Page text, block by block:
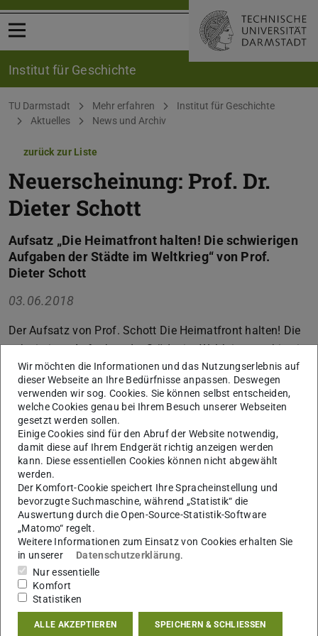
Menü öffnen
Institut für Geschichte
Sie befinden sich hier:
TU Darmstadt Mehr erfahren
Institut für Geschichte
Aktuelles
News und Archiv
zurück zur Liste
Neuerscheinung: Prof. Dr.
Dieter Schott
Aufsatz „Die Heimatfront halten! Die schwierigen
Aufgaben der Städte im Weltkrieg“ von Prof.
Dieter Schott
03.06.2018
Der Aufsatz von Prof. Schott Die Heimatfront halten! Die
schwierigen Aufgaben der Städte im Weltkrieg erschien in
der ReiheModerne Stadtgeschichte 1/2018auf den Seiten
84 – 107 und geht zurück auf seinen Beitrag zur
Ringvorlesung im Sommersemester 2017Das Jahr 1917.
Auftakt zum kurzen 20. Jahrhundert?
berichtete hierzu, mehr
hier)
Moderne Stadtgeschichte (MSG) (von 1970 bis 2016
Informationen zur modernen Stadtgeschichte – IMS)
richtet sich an alle, die auf dem Gebiet der deutschen
Stadt- und Kommunalgeschichte des 19. und 20.
Jahrhunderts arbeiten oder sich für deren Themen und
Problemstellungen interessieren.
KONTAKT
Wir möchten die Informationen und das Nutzungserlebnis auf
dieser Webseite an Ihre Bedürfnisse anpassen. Deswegen
verwenden wir sog. Cookies. Sie können selbst entscheiden,
welche Cookies genau bei Ihrem Besuch unserer Webseiten
gesetzt werden sollen.
Einige Cookies sind für den Abruf der Website notwendig,
damit diese auf Ihrem Endgerät richtig anzeigen werden
kann. Diese essentiellen Cookies können nicht abgewählt
werden.
Der Komfort-Cookie speichert Ihre Spracheinstellung und
bevorzugte Suchmaschine, während „Statistik“ die
Auswertung durch die Open-Source-Statistik-Software
„Matomo“ regelt.
Weitere Informationen zum Einsatz von Cookies erhalten Sie
in unserer
Datenschutzerklärung.
Nur essentielle
Komfort
Statistiken
ALLE AKZEPTIEREN SPEICHERN & SCHLIESSEN